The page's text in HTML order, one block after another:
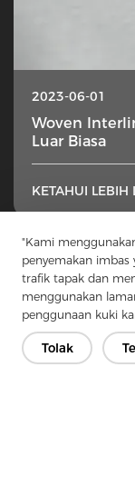
"Kami
penyemakan imbas
trafik tapak dan
menggunakan
penggunaan kuki
Tolak
2023-06-01
Woven
Luar Biasa
KETAHUI LEBIH
1 ...